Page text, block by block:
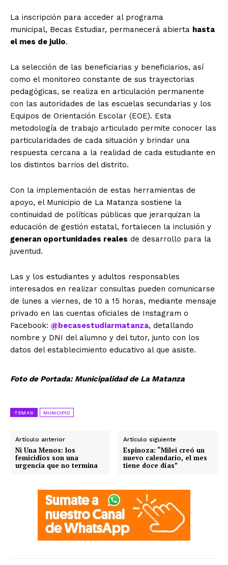
La inscripción para acceder al programa
municipal, Becas Estudiar, permanecerá abierta hasta
el mes de julio.
La selección de las beneficiarias y beneficiarios, así
como el monitoreo constante de sus trayectorias
pedagógicas, se realiza en articulación permanente
con las autoridades de las escuelas secundarias y los
Equipos de Orientación Escolar (EOE). Esta
metodología de trabajo articulado permite conocer las
particularidades de cada situación y brindar una
respuesta cercana a la realidad de cada estudiante en
los distintos barrios del distrito.
Con la implementación de estas herramientas de
apoyo, el Municipio de La Matanza sostiene la
continuidad de políticas públicas que jerarquizan la
educación de gestión estatal, fortalecen la inclusión y
generan oportunidades reales de desarrollo para la
juventud.
Las y los estudiantes y adultos responsables
interesados en realizar consultas pueden comunicarse
de lunes a viernes, de 10 a 15 horas, mediante mensaje
privado en las cuentas oficiales de Instagram o
Facebook: @becasestudiarmatanza, detallando
nombre y DNI del alumno y del tutor, junto con los
datos del establecimiento educativo al que asiste.
Foto de Portada: Municipalidad de La Matanza
TEMAS MUNICIPIO
Artículo anterior
Ni Una Menos: los
femicidios son una
urgencia que no termina
Artículo siguiente
Espinoza: “Milei creó un
nuevo calendario, el mes
tiene doce días”